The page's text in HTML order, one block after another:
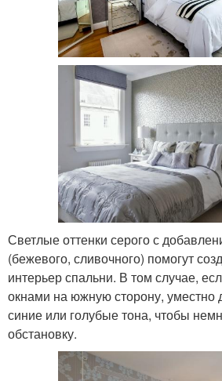
Светлые оттенки серого с
(бежевого, сливочного) помогут
интерьер спальни. В том случае,
окнами на южную сторону, уместно
синие или голубые тона, чтобы
обстановку.